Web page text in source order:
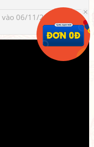
vào 06/11/2023 14:37